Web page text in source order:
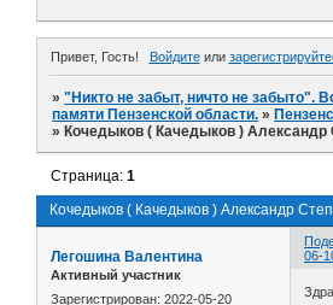
Привет, Гость! Войдитеили
»"Никто не забыт, ничто не забыто".
памяти Пензенской области. »
» Кочедыков ( Качедыков ) Александр
Кочедыков ( Качедыков ) Александр
Страница:1
06-
Легошина Валентина
Активный участник
Зарегистрирован: 2022-05-20